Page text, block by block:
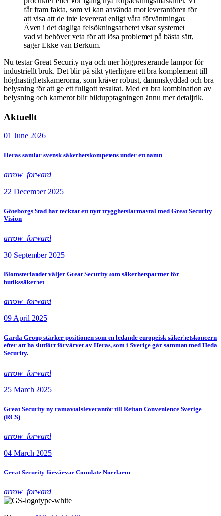
får fram fakta, som vi kan använda mot leverantören för
att visa att de inte levererat enligt våra förväntningar.
Även i det dagliga felsökningsarbetet visar systemet
vad vi behöver veta för att lösa problemet på bästa sätt,
säger Ekke van Berkum.
Nu testar Great Security nya och mer högpresterande lampor för
industriellt bruk. Det blir på sikt ytterligare ett bra komplement till
höghastighetskamerorna, som kräver robust, dammskyddad och bra
belysning för att ge ett fullgott resultat. Med en bra kombination av
belysning och kameror blir bildupptagningen ännu mer detaljrik.
Aktuellt
01 June 2026
Heras samlar svensk säkerhetskompetens under ett namn
arrow_forward
22 December 2025
Göteborgs Stad har tecknat ett nytt trygghetslarmavtal med Great Security
Vision
arrow_forward
30 September 2025
Blomsterlandet väljer Great Security som säkerhetspartner för
butikssäkerhet
arrow_forward
09 April 2025
Garda Group stärker positionen som en ledande europeisk säkerhetskoncern
efter att ha slutfört förvärvet av Heras, som i Sverige går samman med Heda
Security.
arrow_forward
25 March 2025
Great Security ny ramavtalsleverantör till Reitan Convenience Sverige
(RCS)
arrow_forward
04 March 2025
Great Security förvärvar Comdate Norrlarm
arrow_forward